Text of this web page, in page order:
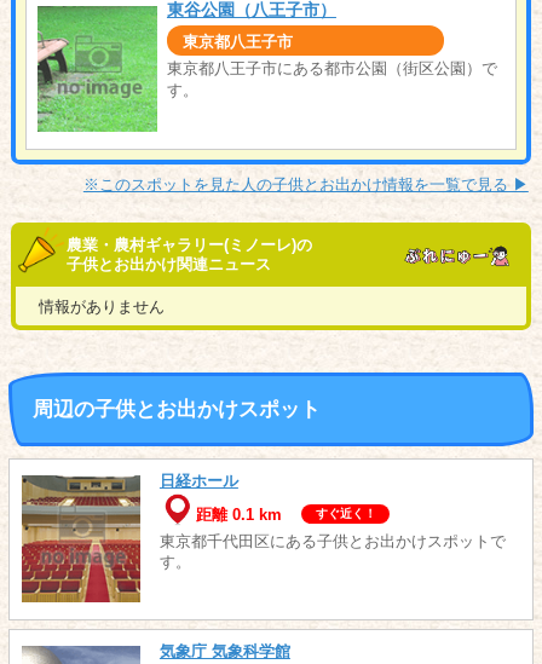
東谷公園（八王子市）
東京都八王子市
東京都八王子市にある都市公園（街区公園）で
す。
※このスポットを見た人の子供とお出かけ情報を一覧で見る ▶︎
農業・農村ギャラリー(ミノーレ)の
子供とお出かけ関連ニュース
情報がありません
周辺の子供とお出かけスポット
日経ホール
距離 0.1 km
すぐ近く！
東京都千代田区にある子供とお出かけスポットで
す。
気象庁 気象科学館